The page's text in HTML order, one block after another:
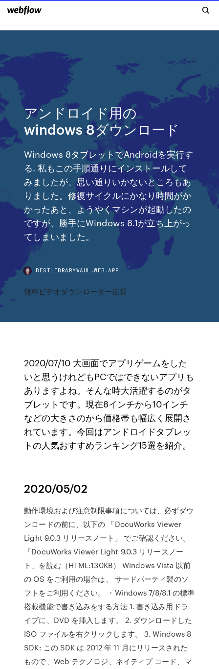
アンドロイド用の
windows 8ダウンロード
Windows 8タブレットでAndroidを実行す
る. 私もこの手順通りにインストールして
みましたが、思い通りいかないところもあ
りました。修復サイクルにかなり時間がか
かったあと、ようやくマシンが起動したの
ですが、勝手にWindows 8.1が立ち上がっ
てしまいました。
BESTLIBRARYWAUL.WEB.APP
無料ビデオダウンローダー拡張
2020/07/10 大画面でアプリゲームをした
いと思うけれどもPCではできないアプリも
ありますよね。そんな時大活躍するのがタ
ブレットです。現在8インチから10インチ
などの大きさのから価格帯も幅広く展開さ
れています。今回はアンドロイドタブレッ
トの人気おすすめランキング15選を紹介。
2020/05/02
動作環境および注意制限事項については、必ずダウ
ンロードの前に、以下の 「DocuWorks Viewer
Light 9.0.3 リリースノート」 でご確認ください。
「DocuWorks Viewer Light 9.0.3 リリースノー
ト」を読む（HTML:130KB） Windows Vista 以前
の OS をご利用の場合は、 サードパーティ製のソ
フトをご利用ください。 ・Windows 7/8/8.1 の標準
搭載機能で書き込みをする方法 1. 書き込み用ドラ
イブに、DVD を挿入します。 2. ダウンロードした
ISO ファイルを右クリックします。 3. Windows 8
SDK: この SDK は 2012 年 11 月にリリースされた
もので、Web テクノロジ、ネイティブ コード、マ